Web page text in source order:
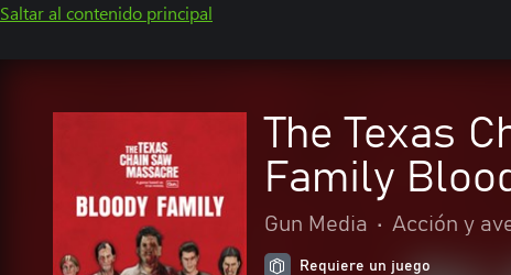
Saltar al contenido principal
The Texas
Family
Gun Media • Acción y
Requiere un juego